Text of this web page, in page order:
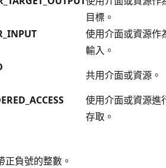
目標。
使用介面或資源作
輸入。
共用介面或資源。
使用介面或資源進
存取。
負號的整數。